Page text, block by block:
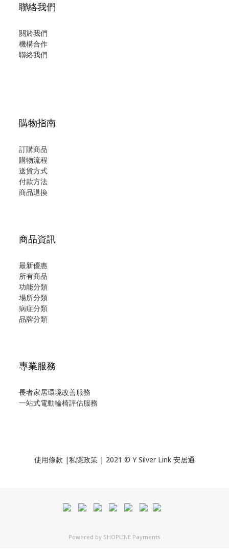
聯絡我們
關於我們
機構合作
聯絡我們
購物指南
訂購商品
購物流程
送貨方式
付款方法
商品退換
商品資訊
最新優惠
所有商品
功能分類
場所分類
病症分類
品牌分類
專業服務
長者家居環境改善服務
一站式電動輪椅評估服務
使用條款 |私隱政策 | 2021 © Y Silver Link 安居通
Powered by SHOPLINE Payments